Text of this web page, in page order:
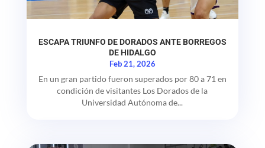
ESCAPA TRIUNFO DE DORADOS ANTE BORREGOS
DE HIDALGO
Feb 21, 2026
En un gran partido fueron superados por 80 a 71 en
condición de visitantes Los Dorados de la
Universidad Autónoma de...